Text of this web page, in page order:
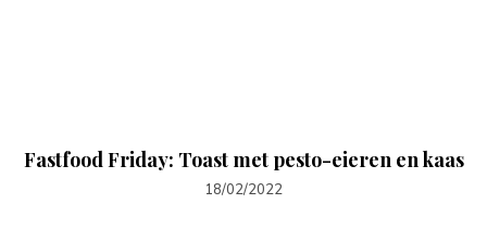
Fastfood Friday: Toast met pesto-eieren en kaas
18/02/2022